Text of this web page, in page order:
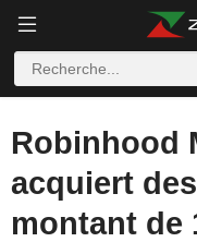
Robinhood
acquiert
montant de